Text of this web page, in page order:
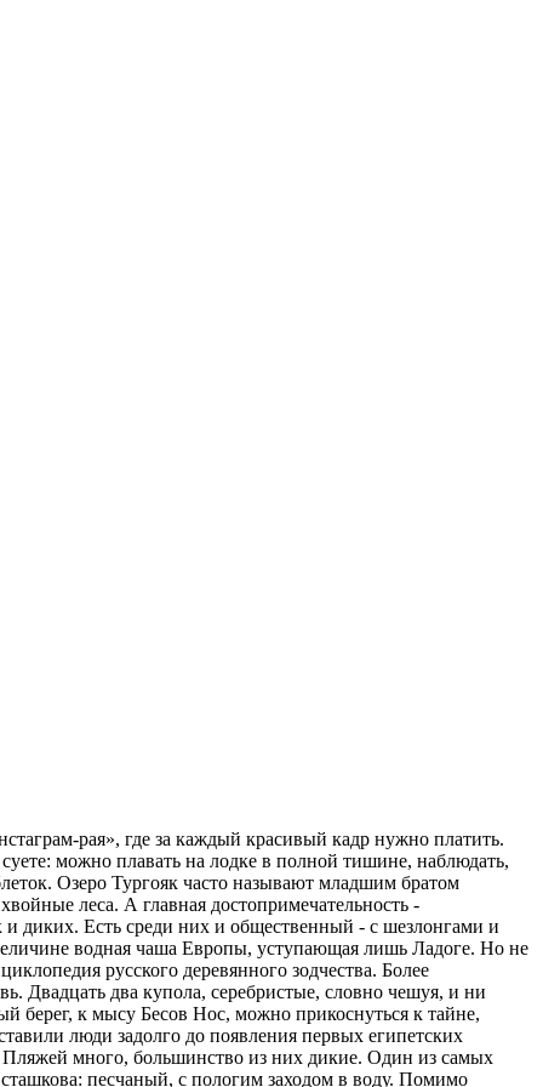
рая», где за каждый красивый кадр нужно платить.
можно плавать на лодке в полной тишине, наблюдать,
Озеро Тургояк часто называют младшим братом
леса. А главная достопримечательность -
и диких. Есть среди них и общественный - с шезлонгами и
водная чаша Европы, уступающая лишь Ладоге. Но не
русского деревянного зодчества. Более
Двадцать два купола, серебристые, словно чешуя, и ни
берег, к мысу Бесов Нос, можно прикоснуться к тайне,
люди задолго до появления первых египетских
много, большинство из них дикие. Один из самых
песчаный, с пологим заходом в воду. Помимо